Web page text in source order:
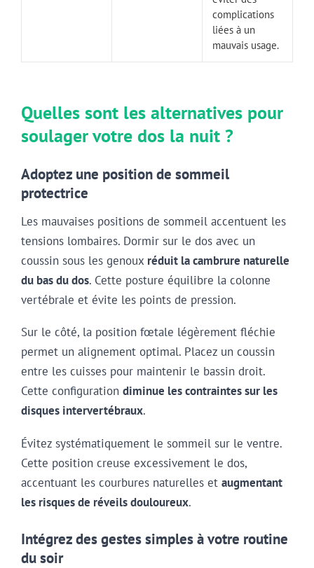
complications
liées à un
mauvais usage.
Quelles sont les alternatives pour
soulager votre dos la nuit ?
Adoptez une position de sommeil
protectrice
Les mauvaises positions de sommeil accentuent les
tensions lombaires. Dormir sur le dos avec un
coussin sous les genoux réduit la cambrure naturelle
du bas du dos. Cette posture équilibre la colonne
vertébrale et évite les points de pression.
Sur le côté, la position fœtale légèrement fléchie
permet un alignement optimal. Placez un coussin
entre les cuisses pour maintenir le bassin droit.
Cette configuration diminue les contraintes sur les
disques intervertébraux.
Évitez systématiquement le sommeil sur le ventre.
Cette position creuse excessivement le dos,
accentuant les courbures naturelles et augmentant
les risques de réveils douloureux.
Intégrez des gestes simples à votre routine
du soir